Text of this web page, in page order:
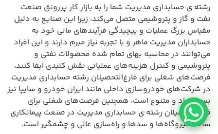
رشته ی حسابداری مدیریت شما را به بازار کار پررونق صنعت
نفت و گاز و پتروشیمی متصل می‌کند، زیرا این صنایع به دلیل
مقیاس بزرگ عملیات و پیچیدگی فرآیندهای مالی خود به
حسابداران مدیریت ماهر و با تجربه نیاز مبرم دارند و این افراد
می‌توانند در محاسبه بهای تمام شده محصولات نفتی و
پتروشیمی و کنترل هزینه‌های عملیاتی نقش کلیدی ایفا کنند،
فرصت‌های شغلی برای فارغ‌التحصیلان رشته حسابداری مدیریت
در شرکت‌های خودروسازی داخلی مانند ایران خودرو و سایپا نیز
بسیار زیاد و متنوع است، همچنین فرصت‌های شغلی برای
فارغ‌التحصیلان رشته ی حسابداری مدیریت در صنعت پیمانکاری
ساخت نیروگاه‌ها و سدها و راه‌سازی عالی و چشمگیر است.